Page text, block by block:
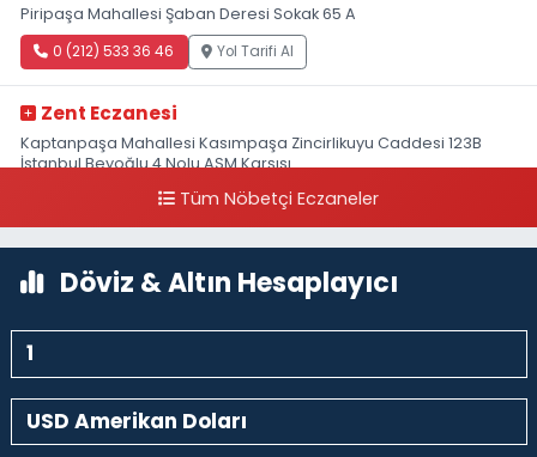
Piripaşa Mahallesi Şaban Deresi Sokak 65 A
0 (212) 533 36 46 Yol Tarifi Al
Zent Eczanesi
Kaptanpaşa Mahallesi Kasımpaşa Zincirlikuyu Caddesi 123B
İstanbul Beyoğlu 4 Nolu ASM Karşısı
0 (212) 297 96 92 Yol Tarifi Al
Tüm Nöbetçi Eczaneler
Döviz & Altın Hesaplayıcı